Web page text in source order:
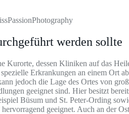
werden sollte
Kurorte, dessen Kliniken auf das
Erkrankungen an einem Ort
jedoch die Lage des Ortes von
geeignet sind. Hier besitzt
Büsum und St. Peter-Ording
geeignet. Auch an der